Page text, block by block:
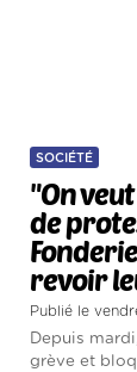
SOCIÉTÉ
"On
de
revoir
Publié le
Depuis
grève et